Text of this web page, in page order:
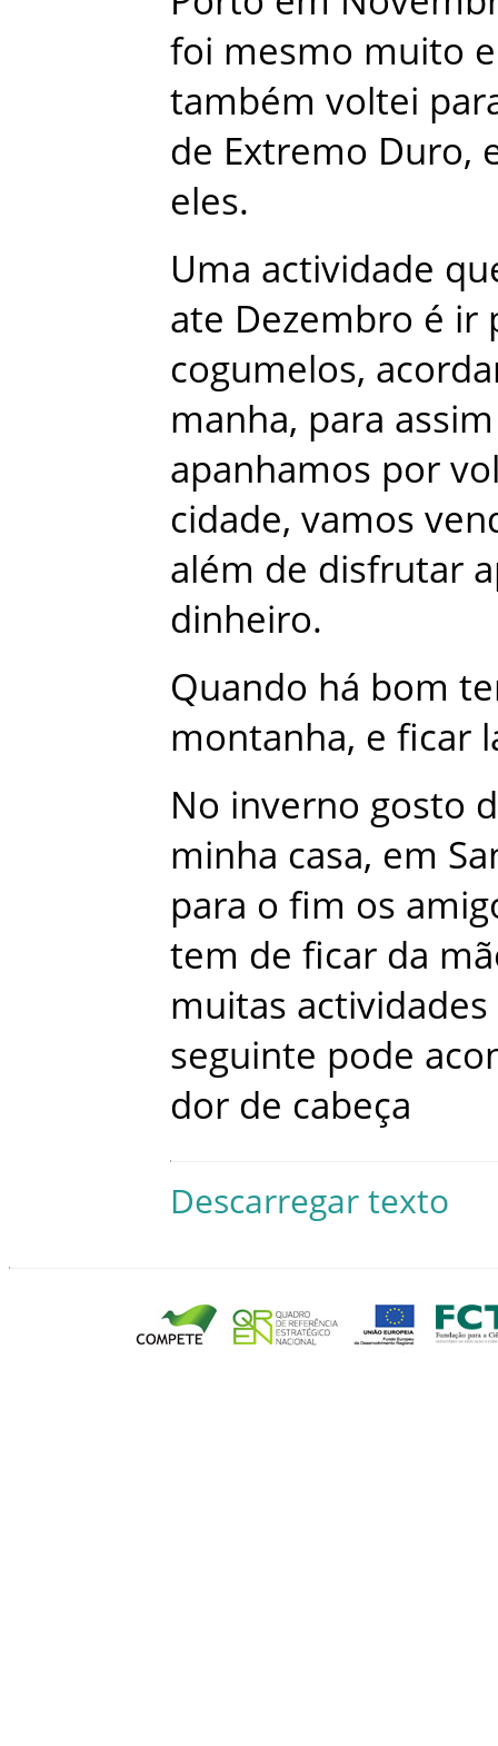
foi mesmo muito
também voltei
de Extremo Duro,
eles.
Uma actividade
ate Dezembro é ir
cogumelos,
manha, para assim
apanhamos por
cidade, vamos
além de disfrutar
dinheiro.
Quando há bom
montanha, e ficar
No inverno gosto
minha casa, em
para o fim os
tem de ficar da
muitas actividades
seguinte pode
dor de cabeça
Descarregar texto